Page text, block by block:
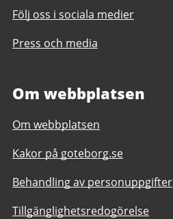
Följ oss i sociala medier
Press och media
Om webbplatsen
Om webbplatsen
Kakor på goteborg.se
Behandling av personuppgifter
Tillgänglighetsredogörelse